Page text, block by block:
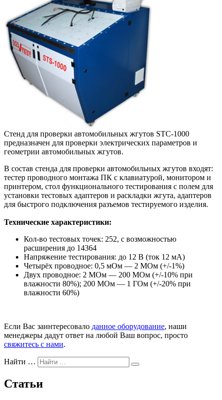
Стенд для проверки автомобильных жгутов STC-1000
предназначен для проверки электрических параметров и
геометрии автомобильных жгутов.
В состав стенда для проверки автомобильных жгутов входят:
тестер проводного монтажа ПК с клавиатурой, монитором и
принтером, стол функционального тестирования с полем для
установки тестовых адаптеров и раскладки жгута, адаптеров
для быстрого подключения разъемов тестируемого изделия.
Технические характеристики:
Кол-во тестовых точек: 252, с возможностью
расширения до 14364
Напряжение тестирования: до 12 В (ток 12 мА)
Четырёх проводное: 0,5 мОм — 2 МОм (+/-1%)
Двух проводное: 2 МОм — 200 МОм (+/-10% при
влажности 80%); 200 МОм — 1 ГОм (+/-20% при
влажности 60%)
Если Вас заинтересовало данное оборудование, наши
менеджеры дадут ответ на любой Ваш вопрос, просто
свяжитесь с нами.
Найти …
Статьи